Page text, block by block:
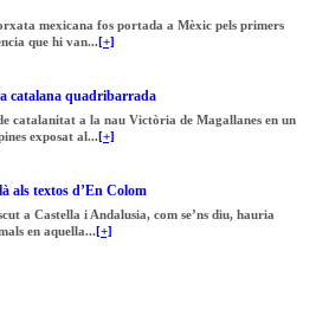
mexicana fos portada a Mèxic pels primers
que hi van... [+]
catalana quadribarrada
catalanitat a la nau Victòria de Magallanes en un
exposat al... [+]
als textos d’En Colom
a Castella i Andalusia, com se’ns diu, hauria
en aquella... [+]